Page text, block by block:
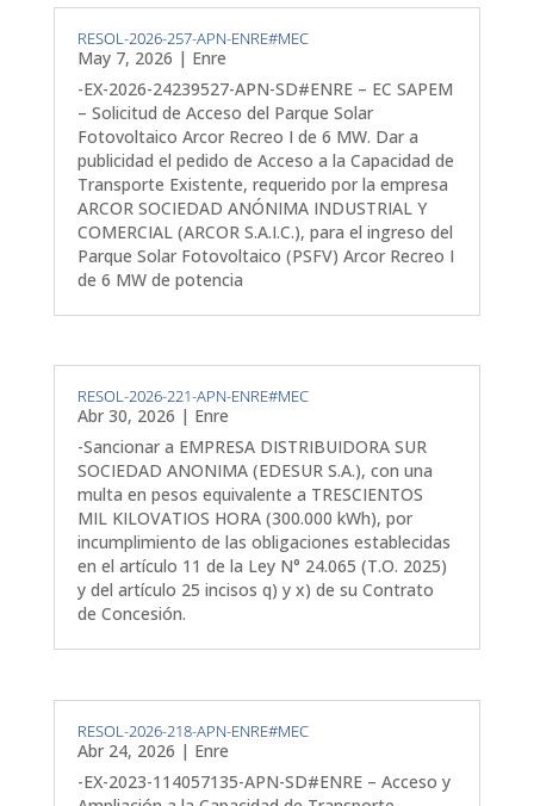
RESOL-2026-257-APN-ENRE#MEC
May 7, 2026 | Enre
-EX-2026-24239527-APN-SD#ENRE – EC SAPEM
– Solicitud de Acceso del Parque Solar
Fotovoltaico Arcor Recreo I de 6 MW. Dar a
publicidad el pedido de Acceso a la Capacidad de
Transporte Existente, requerido por la empresa
ARCOR SOCIEDAD ANÓNIMA INDUSTRIAL Y
COMERCIAL (ARCOR S.A.I.C.), para el ingreso del
Parque Solar Fotovoltaico (PSFV) Arcor Recreo I
de 6 MW de potencia
RESOL-2026-221-APN-ENRE#MEC
Abr 30, 2026 | Enre
-Sancionar a EMPRESA DISTRIBUIDORA SUR
SOCIEDAD ANONIMA (EDESUR S.A.), con una
multa en pesos equivalente a TRESCIENTOS
MIL KILOVATIOS HORA (300.000 kWh), por
incumplimiento de las obligaciones establecidas
en el artículo 11 de la Ley N° 24.065 (T.O. 2025)
y del artículo 25 incisos q) y x) de su Contrato
de Concesión.
RESOL-2026-218-APN-ENRE#MEC
Abr 24, 2026 | Enre
-EX-2023-114057135-APN-SD#ENRE – Acceso y